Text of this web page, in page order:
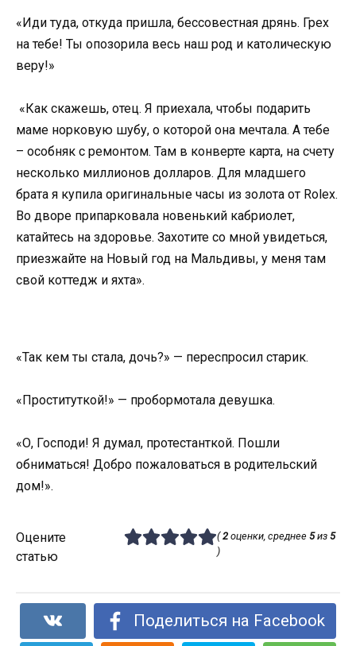
«Иди туда, откуда пришла, бессовестная дрянь. Грех
на тебе! Ты опозорила весь наш род и католическую
веру!»
«Как скажешь, отец. Я приехала, чтобы подарить
маме норковую шубу, о которой она мечтала. А тебе
– особняк с ремонтом. Там в конверте карта, на счету
несколько миллионов долларов. Для младшего
брата я купила оригинальные часы из золота от Rolex.
Во дворе припарковала новенький кабриолет,
катайтесь на здоровье. Захотите со мной увидеться,
приезжайте на Новый год на Мальдивы, у меня там
свой коттедж и яхта».
«Так кем ты стала, дочь?» — переспросил старик.
«Проституткой!» — пробормотала девушка.
«О, Господи! Я думал, протестанткой. Пошли
обниматься! Добро пожаловаться в родительский
дом!».
Оцените
статью
(2оценки, среднее 5из 5
)
Поделиться на Facebook